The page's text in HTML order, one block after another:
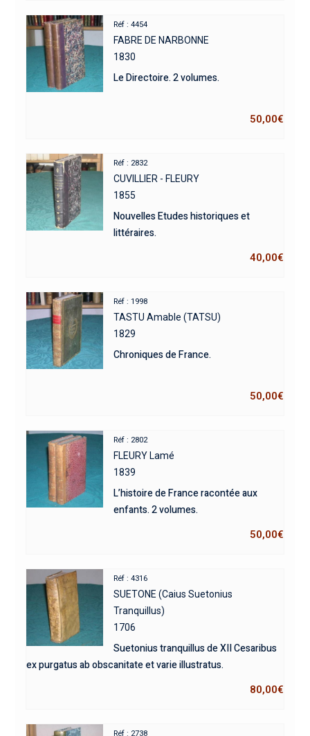
Réf : 4454
FABRE DE NARBONNE
1830
Le Directoire. 2 volumes.
50,00€
Réf : 2832
CUVILLIER - FLEURY
1855
Nouvelles Etudes historiques et
littéraires.
40,00€
Réf : 1998
TASTU Amable (TATSU)
1829
Chroniques de France.
50,00€
Réf : 2802
FLEURY Lamé
1839
L’histoire de France racontée aux
enfants. 2 volumes.
50,00€
Réf : 4316
SUETONE (Caius Suetonius
Tranquillus)
1706
Suetonius tranquillus de XII Cesaribus
ex purgatus ab obscanitate et varie illustratus.
80,00€
Réf : 2738